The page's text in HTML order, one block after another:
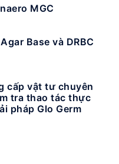
MGC
Base và DRBC
cấp vật tư chuyên
tra thao tác thực
pháp Glo Germ